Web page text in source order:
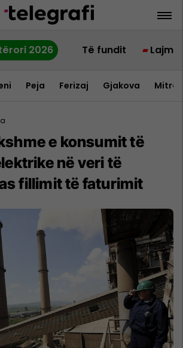
2026 Të fundit Lajme
Peja Ferizaj Gjakova
e konsumit të
në veri të
fillimit të faturimit